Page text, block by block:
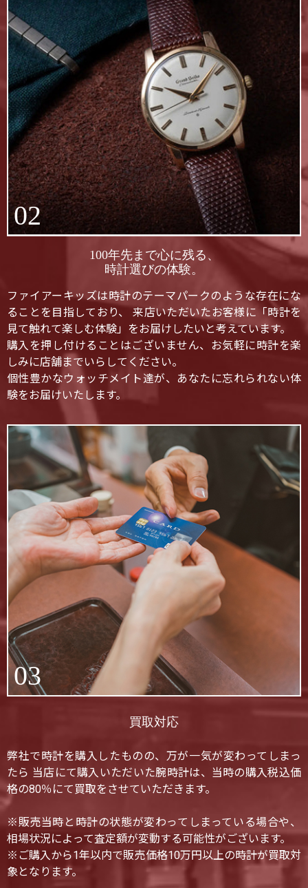
02
100年先まで心に残る、
時計選びの体験。
ファイアーキッズは時計のテーマパークのような存在にな
ることを目指しており、 来店いただいたお客様に「時計を
見て触れて楽しむ体験」をお届けしたいと考えています。
購入を押し付けることはございません、お気軽に時計を楽
しみに店舗までいらしてください。
個性豊かなウォッチメイト達が、あなたに忘れられない体
験をお届けいたします。
03
買取対応
弊社で時計を購入したものの、万が一気が変わってしまっ
たら 当店にて購入いただいた腕時計は、当時の購入税込価
格の80％にて買取をさせていただきます。
※販売当時と時計の状態が変わってしまっている場合や、
相場状況によって査定額が変動する可能性がございます。
※ご購入から1年以内で販売価格10万円以上の時計が買取対
象となります。